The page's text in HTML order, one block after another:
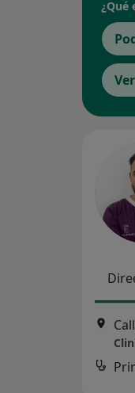
¿Qué